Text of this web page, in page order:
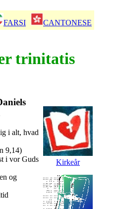
FARSI
CANTONESE
trinitatis
Kirkeår
i alt, hvad
9,14)
i vor Guds
og